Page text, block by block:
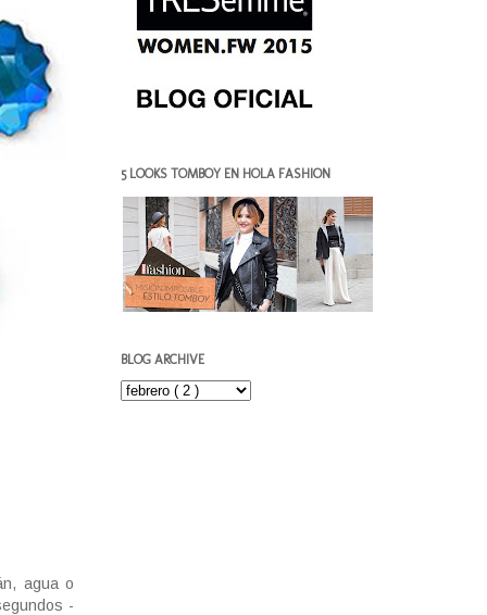
agua o
-
5 LOOKS TOMBOY EN HOLA FASHION
BLOG ARCHIVE